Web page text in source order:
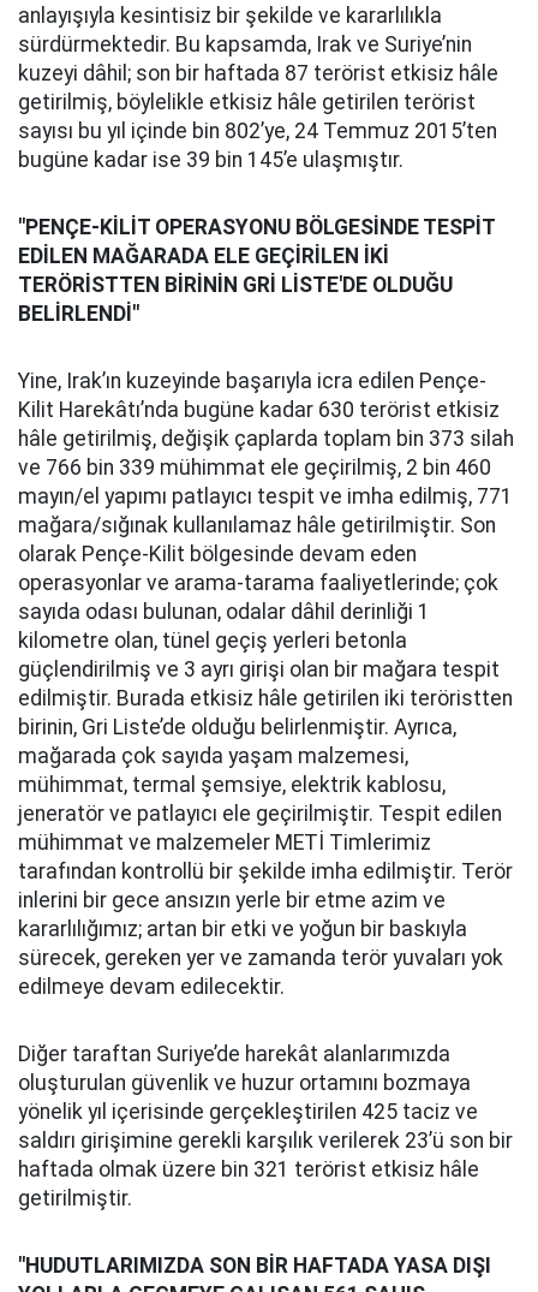
anlayışıyla kesintisiz bir şekilde ve kararlılıkla
sürdürmektedir. Bu kapsamda, Irak ve Suriye’nin
kuzeyi dâhil; son bir haftada 87 terörist etkisiz hâle
getirilmiş, böylelikle etkisiz hâle getirilen terörist
sayısı bu yıl içinde bin 802’ye, 24 Temmuz 2015’ten
bugüne kadar ise 39 bin 145’e ulaşmıştır.
"PENÇE-KİLİT OPERASYONU BÖLGESİNDE TESPİT
EDİLEN MAĞARADA ELE GEÇİRİLEN İKİ
TERÖRİSTTEN BİRİNİN GRİ LİSTE'DE OLDUĞU
BELİRLENDİ"
Yine, Irak’ın kuzeyinde başarıyla icra edilen Pençe-
Kilit Harekâtı’nda bugüne kadar 630 terörist etkisiz
hâle getirilmiş, değişik çaplarda toplam bin 373 silah
ve 766 bin 339 mühimmat ele geçirilmiş, 2 bin 460
mayın/el yapımı patlayıcı tespit ve imha edilmiş, 771
mağara/sığınak kullanılamaz hâle getirilmiştir. Son
olarak Pençe-Kilit bölgesinde devam eden
operasyonlar ve arama-tarama faaliyetlerinde; çok
sayıda odası bulunan, odalar dâhil derinliği 1
kilometre olan, tünel geçiş yerleri betonla
güçlendirilmiş ve 3 ayrı girişi olan bir mağara tespit
edilmiştir. Burada etkisiz hâle getirilen iki teröristten
birinin, Gri Liste’de olduğu belirlenmiştir. Ayrıca,
mağarada çok sayıda yaşam malzemesi,
mühimmat, termal şemsiye, elektrik kablosu,
jeneratör ve patlayıcı ele geçirilmiştir. Tespit edilen
mühimmat ve malzemeler METİ Timlerimiz
tarafından kontrollü bir şekilde imha edilmiştir. Terör
inlerini bir gece ansızın yerle bir etme azim ve
kararlılığımız; artan bir etki ve yoğun bir baskıyla
sürecek, gereken yer ve zamanda terör yuvaları yok
edilmeye devam edilecektir.
Diğer taraftan Suriye’de harekât alanlarımızda
oluşturulan güvenlik ve huzur ortamını bozmaya
yönelik yıl içerisinde gerçekleştirilen 425 taciz ve
saldırı girişimine gerekli karşılık verilerek 23’ü son bir
haftada olmak üzere bin 321 terörist etkisiz hâle
getirilmiştir.
"HUDUTLARIMIZDA SON BİR HAFTADA YASA DIŞI